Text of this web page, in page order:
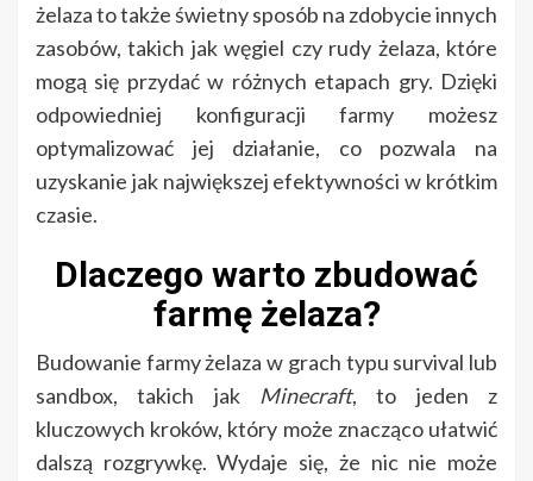
żelaza to także świetny sposób na zdobycie innych
zasobów, takich jak węgiel czy rudy żelaza, które
mogą się przydać w różnych etapach gry. Dzięki
odpowiedniej konfiguracji farmy możesz
optymalizować jej działanie, co pozwala na
uzyskanie jak największej efektywności w krótkim
czasie.
Dlaczego warto zbudować
farmę żelaza?
Budowanie farmy żelaza w grach typu survival lub
sandbox, takich jak Minecraft, to jeden z
kluczowych kroków, który może znacząco ułatwić
dalszą rozgrywkę. Wydaje się, że nic nie może